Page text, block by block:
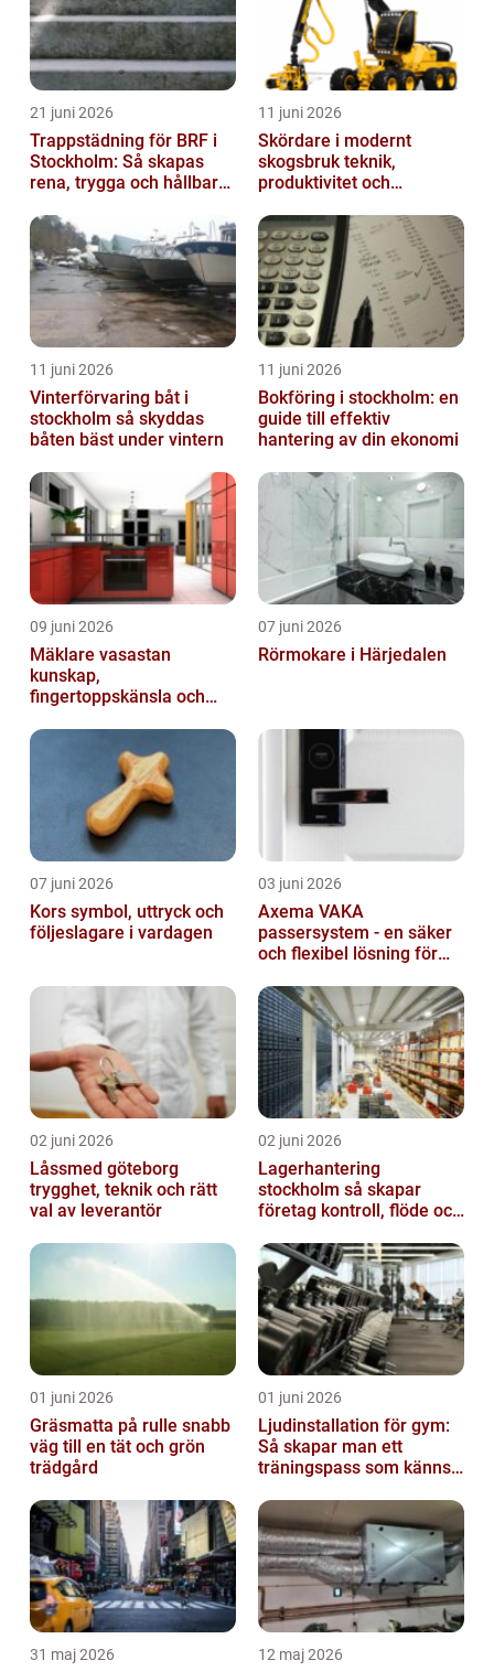
21 juni 2026
Trappstädning för BRF i
Stockholm: Så skapas
rena, trygga och hållbara
11 juni 2026
Skördare i modernt
skogsbruk teknik,
produktivitet och
11 juni 2026
Vinterförvaring båt i
stockholm så skyddas
båten bäst under vintern
11 juni 2026
Bokföring i stockholm: en
guide till effektiv
hantering av din ekonomi
09 juni 2026
Mäklare vasastan
kunskap,
fingertoppskänsla och
07 juni 2026
Rörmokare i Härjedalen
07 juni 2026
Kors symbol, uttryck och
följeslagare i vardagen
03 juni 2026
Axema VAKA
passersystem - en säker
och flexibel lösning för
02 juni 2026
Låssmed göteborg
trygghet, teknik och rätt
val av leverantör
02 juni 2026
Lagerhantering
stockholm så skapar
företag kontroll, flöde och
01 juni 2026
Gräsmatta på rulle snabb
väg till en tät och grön
trädgård
01 juni 2026
Ljudinstallation för gym:
Så skapar man ett
träningspass som känns i
31 maj 2026 12 maj 2026